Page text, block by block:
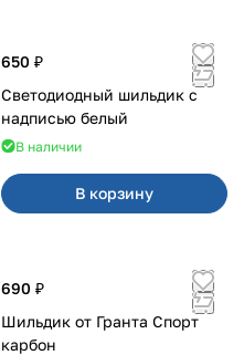
650 ₽
Светодиодный шильдик с
надписью белый
В наличии
В корзину
690 ₽
Шильдик от Гранта Спорт
карбон